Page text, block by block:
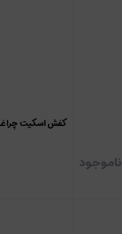
ناموجود
کفش اسکیت